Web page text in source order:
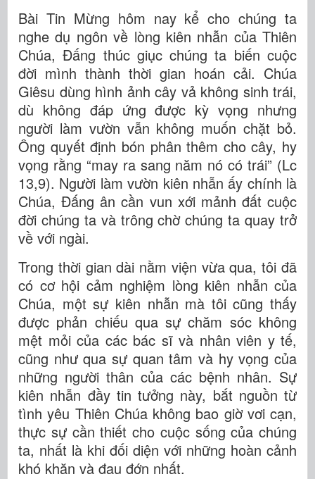
Bài Tin Mừng hôm nay kể cho chúng ta
nghe dụ ngôn về lòng kiên nhẫn của Thiên
Chúa, Đấng thúc giục chúng ta biến cuộc
đời mình thành thời gian hoán cải. Chúa
Giêsu dùng hình ảnh cây vả không sinh trái,
dù không đáp ứng được kỳ vọng nhưng
người làm vườn vẫn không muốn chặt bỏ.
Ông quyết định bón phân thêm cho cây, hy
vọng rằng “may ra sang năm nó có trái” (Lc
13,9). Người làm vườn kiên nhẫn ấy chính là
Chúa, Đấng ân cần vun xới mảnh đất cuộc
đời chúng ta và trông chờ chúng ta quay trở
về với ngài.
Trong thời gian dài nằm viện vừa qua, tôi đã
có cơ hội cảm nghiệm lòng kiên nhẫn của
Chúa, một sự kiên nhẫn mà tôi cũng thấy
được phản chiếu qua sự chăm sóc không
mệt mỏi của các bác sĩ và nhân viên y tế,
cũng như qua sự quan tâm và hy vọng của
những người thân của các bệnh nhân. Sự
kiên nhẫn đầy tin tưởng này, bắt nguồn từ
tình yêu Thiên Chúa không bao giờ vơi cạn,
thực sự cần thiết cho cuộc sống của chúng
ta, nhất là khi đối diện với những hoàn cảnh
khó khăn và đau đớn nhất.